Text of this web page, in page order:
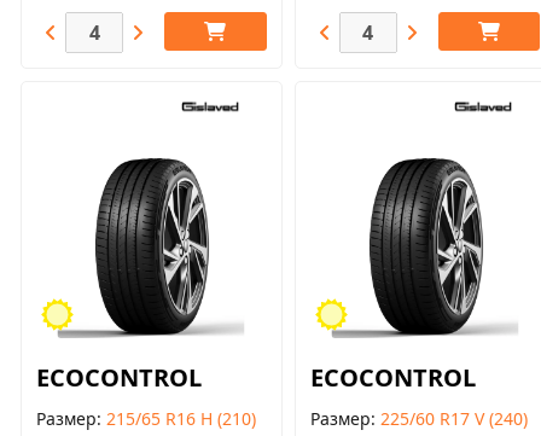
ECOCONTROL
Размер 215/65 R16 H (210)
ECOCONTROL
Размер 225/60 R17 V (240)